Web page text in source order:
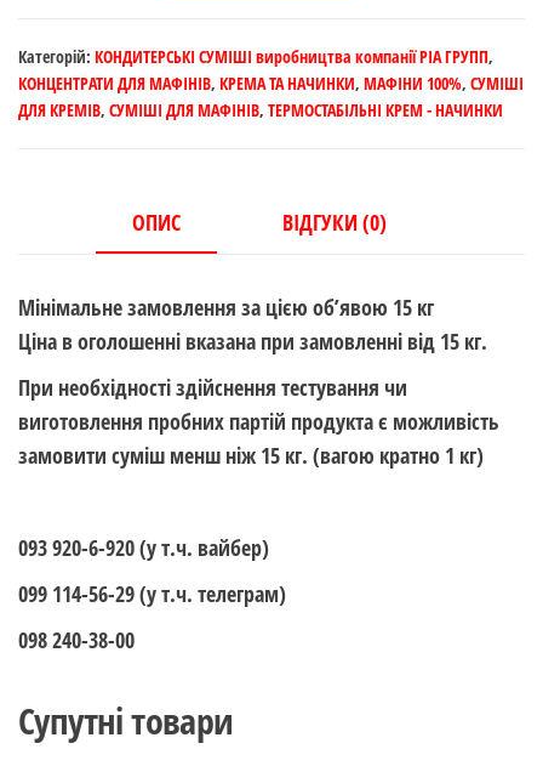
45грн/
кг
-
(фасування
кг)
кількість
Категорій: КОНДИТЕРСЬКІ СУМІШІ виробництва компанії РІА ГРУПП,
КОНЦЕНТРАТИ ДЛЯ МАФІНІВ, КРЕМА ТА НАЧИНКИ, МАФІНИ 100%, СУМІШІ
ДЛЯ КРЕМІВ, СУМІШІ ДЛЯ МАФІНІВ, ТЕРМОСТАБІЛЬНІ КРЕМ - НАЧИНКИ
ОПИС ВІДГУКИ (0)
Мінімальне замовлення за цією об’явою 15 кг
Ціна в оголошенні вказана при замовленні від 15 кг.
При необхідності здійснення тестування чи
виготовлення пробних партій продукта є можливість
замовити суміш менш ніж 15 кг. (вагою кратно 1 кг)
093 920-6-920 (у т.ч. вайбер)
099 114-56-29 (у т.ч. телеграм)
098 240-38-00
Супутні товари